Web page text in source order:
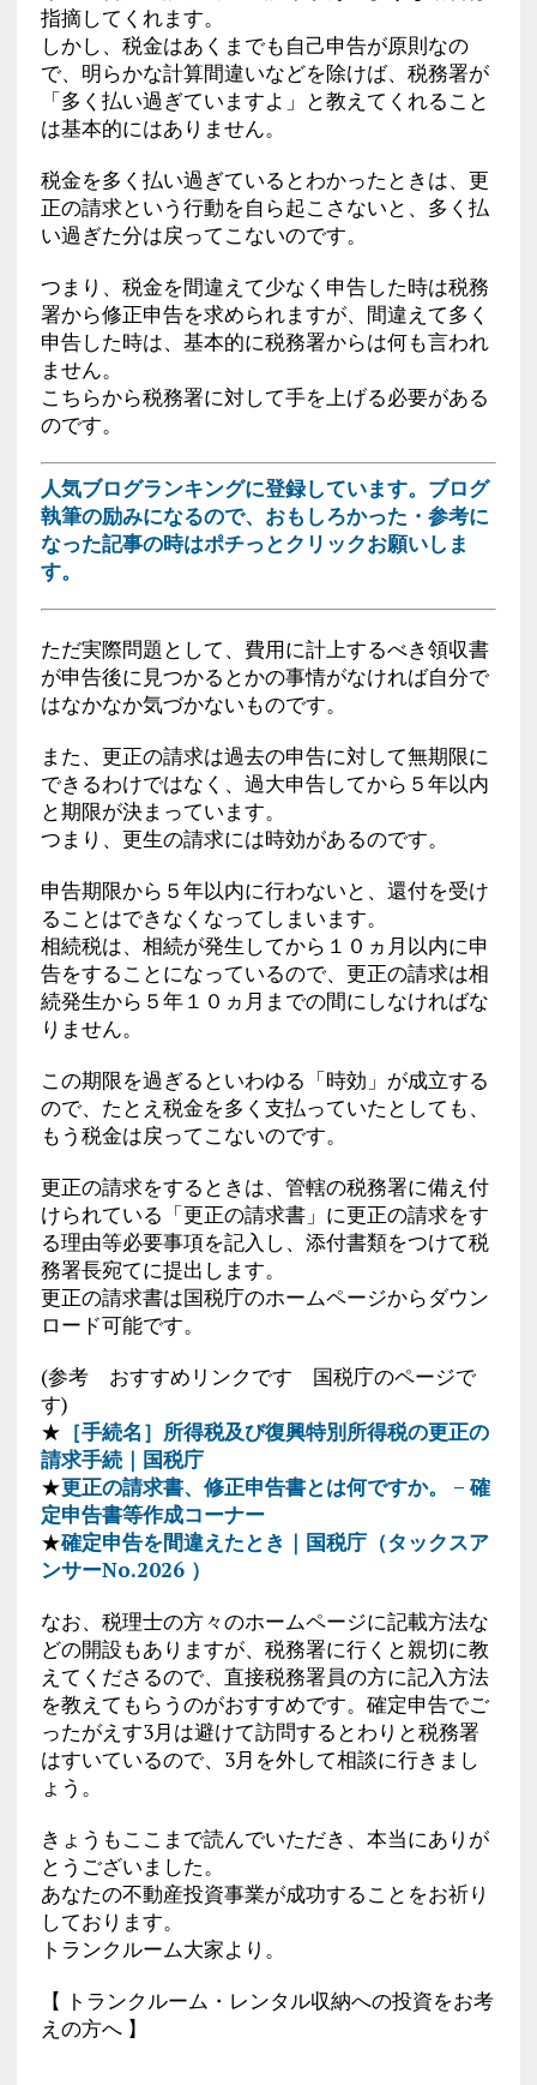
指摘してくれます。
しかし、税金はあくまでも自己申告が原則なの
で、明らかな計算間違いなどを除けば、税務署が
「多く払い過ぎていますよ」と教えてくれること
は基本的にはありません。
税金を多く払い過ぎているとわかったときは、更
正の請求という行動を自ら起こさないと、多く払
い過ぎた分は戻ってこないのです。
つまり、税金を間違えて少なく申告した時は税務
署から修正申告を求められますが、間違えて多く
申告した時は、基本的に税務署からは何も言われ
ません。
こちらから税務署に対して手を上げる必要がある
のです。
人気ブログランキングに登録しています。ブログ
執筆の励みになるので、おもしろかった・参考に
なった記事の時はポチっとクリックお願いしま
す。
ただ実際問題として、費用に計上するべき領収書
が申告後に見つかるとかの事情がなければ自分で
はなかなか気づかないものです。
また、更正の請求は過去の申告に対して無期限に
できるわけではなく、過大申告してから５年以内
と期限が決まっています。
つまり、更生の請求には時効があるのです。
申告期限から５年以内に行わないと、還付を受け
ることはできなくなってしまいます。
相続税は、相続が発生してから１０ヵ月以内に申
告をすることになっているので、更正の請求は相
続発生から５年１０ヵ月までの間にしなければな
りません。
この期限を過ぎるといわゆる「時効」が成立する
ので、たとえ税金を多く支払っていたとしても、
もう税金は戻ってこないのです。
更正の請求をするときは、管轄の税務署に備え付
けられている「更正の請求書」に更正の請求をす
る理由等必要事項を記入し、添付書類をつけて税
務署長宛てに提出します。
更正の請求書は国税庁のホームページからダウン
ロード可能です。
(参考 おすすめリンクです 国税庁のページで
す)
★ ［手続名］所得税及び復興特別所得税の更正の
請求手続｜国税庁
★更正の請求書、修正申告書とは何ですか。 – 確
定申告書等作成コーナー
★確定申告を間違えたとき｜国税庁（タックスア
ンサーNo.2026 ）
なお、税理士の方々のホームページに記載方法な
どの開設もありますが、税務署に行くと親切に教
えてくださるので、直接税務署員の方に記入方法
を教えてもらうのがおすすめです。確定申告でご
ったがえす3月は避けて訪問するとわりと税務署
はすいているので、3月を外して相談に行きまし
ょう。
きょうもここまで読んでいただき、本当にありが
とうございました。
あなたの不動産投資事業が成功することをお祈り
しております。
トランクルーム大家より。
【 トランクルーム・レンタル収納への投資をお考
えの方へ 】